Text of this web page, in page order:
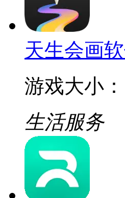
天生会画
游戏大小
生活服务